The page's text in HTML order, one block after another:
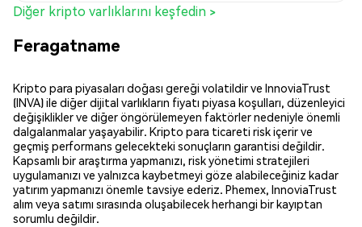
Diğer kripto varlıklarını keşfedin >
Feragatname
Kripto para piyasaları doğası gereği volatildir ve InnoviaTrust
(INVA) ile diğer dijital varlıkların fiyatı piyasa koşulları, düzenleyici
değişiklikler ve diğer öngörülemeyen faktörler nedeniyle önemli
dalgalanmalar yaşayabilir. Kripto para ticareti risk içerir ve
geçmiş performans gelecekteki sonuçların garantisi değildir.
Kapsamlı bir araştırma yapmanızı, risk yönetimi stratejileri
uygulamanızı ve yalnızca kaybetmeyi göze alabileceğiniz kadar
yatırım yapmanızı önemle tavsiye ederiz. Phemex, InnoviaTrust
alım veya satımı sırasında oluşabilecek herhangi bir kayıptan
sorumlu değildir.